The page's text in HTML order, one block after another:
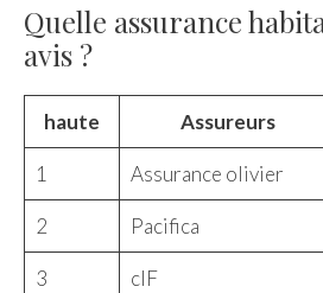
Quelle assurance
avis ?
haute Assureurs
1 Assurance olivier
2 Pacifica
3 cIF